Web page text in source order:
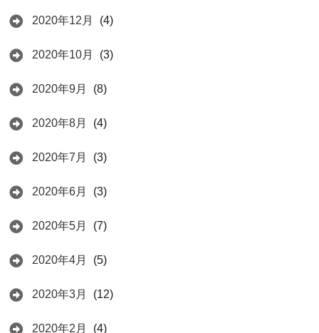
2020年12月 (4)
2020年10月 (3)
2020年9月 (8)
2020年8月 (4)
2020年7月 (3)
2020年6月 (3)
2020年5月 (7)
2020年4月 (5)
2020年3月 (12)
2020年2月 (4)